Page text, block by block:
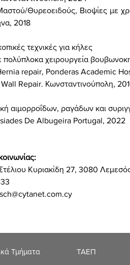
Θυρεοειδούς, Βιοψίες με
2018
τεχνικές για κήλες
πολύπλοκα χειρουργεία
repair, Ponderas Academic
Repair. Κωνσταντινούπολη,
αιμορροΐδων, ραγάδων και
De Albugeira Portugal, 2022
Κυριακίδη 27, 3080
Τμήματα ΤΑΕΠ